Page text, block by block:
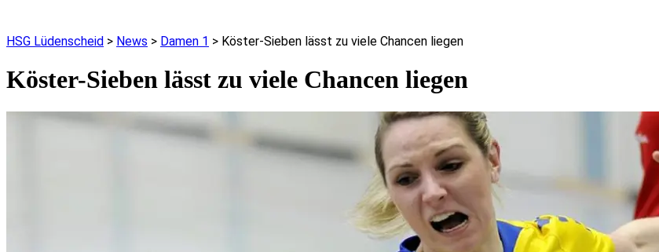
HSG Lüdenscheid > News > Damen 1 > Köster-Sieben lässt zu viele Chancen liegen
Köster-Sieben lässt zu viele Chancen liegen